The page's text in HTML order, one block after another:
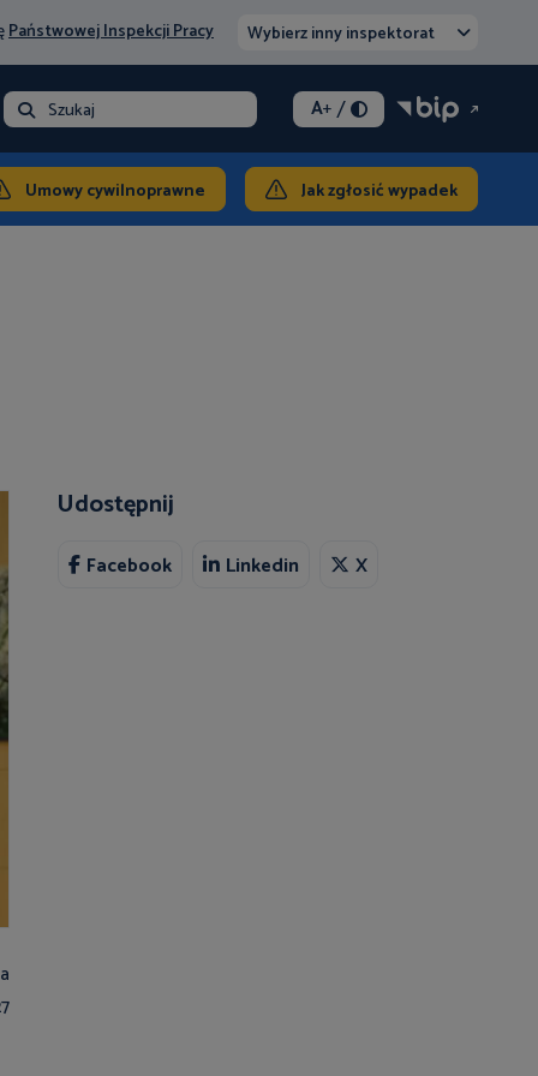
Państwowej Inspekcji Pracy Wybierz inny inspektorat
Szukaj A+/
Umowy cywilnoprawne Jak zgłosić wypadek
Udostępnij
Facebook Linkedin X